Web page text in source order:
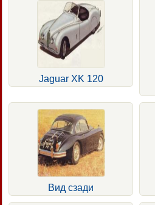
Jaguar XK 120
Вид сзади